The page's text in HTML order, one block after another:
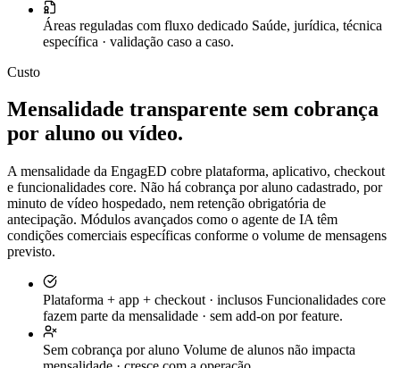
Áreas reguladas com fluxo dedicado Saúde, jurídica, técnica
específica · validação caso a caso.
Custo
Mensalidade transparente sem cobrança
por aluno ou vídeo.
A mensalidade da EngagED cobre plataforma, aplicativo, checkout
e funcionalidades core. Não há cobrança por aluno cadastrado, por
minuto de vídeo hospedado, nem retenção obrigatória de
antecipação. Módulos avançados como o agente de IA têm
condições comerciais específicas conforme o volume de mensagens
previsto.
Plataforma + app + checkout · inclusos Funcionalidades core
fazem parte da mensalidade · sem add-on por feature.
Sem cobrança por aluno Volume de alunos não impacta